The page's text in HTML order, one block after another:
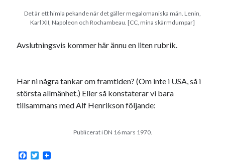
Det är ett himla pekande när det gäller megalomaniska män. Lenin,
Karl XII, Napoleon och Rochambeau. [CC, mina skärmdumpar]
Avslutningsvis kommer här ännu en liten rubrik.
Har ni några tankar om framtiden? (Om inte i USA, så i
största allmänhet.) Eller så konstaterar vi bara
tillsammans med Alf Henrikson följande:
Publicerat i DN 16 mars 1970.
F
T